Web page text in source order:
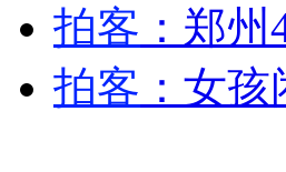
安徽一实载49人客车翻车
拍客 ：郑
拍客 ：女